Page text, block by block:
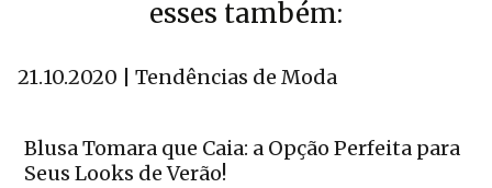
esses também:
21.10.2020 | Tendências de Moda
Blusa Tomara que Caia: a Opção Perfeita para
Seus Looks de Verão!